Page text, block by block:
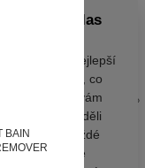
BAIN
(souhlas
bylo co nejlepší
rychle našli to, co
se vám
web viděli
se pokaždé
souhlas se